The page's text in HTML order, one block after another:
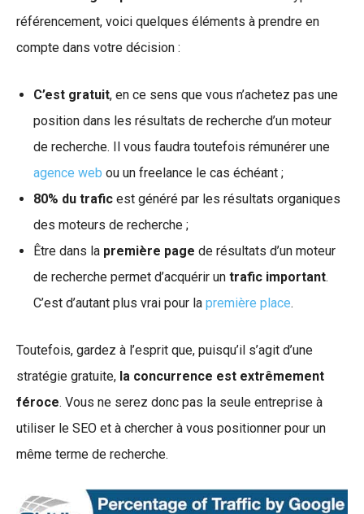
référencement, voici quelques éléments à prendre en
compte dans votre décision :
C’est gratuit, en ce sens que vous n’achetez pas une
position dans les résultats de recherche d’un moteur
de recherche. Il vous faudra toutefois rémunérer une
agence web ou un freelance le cas échéant ;
80% du trafic est généré par les résultats organiques
des moteurs de recherche ;
Être dans la première page de résultats d’un moteur
de recherche permet d’acquérir un trafic important.
C’est d’autant plus vrai pour la première place.
Toutefois, gardez à l’esprit que, puisqu’il s’agit d’une
stratégie gratuite, la concurrence est extrêmement
féroce. Vous ne serez donc pas la seule entreprise à
utiliser le SEO et à chercher à vous positionner pour un
même terme de recherche.